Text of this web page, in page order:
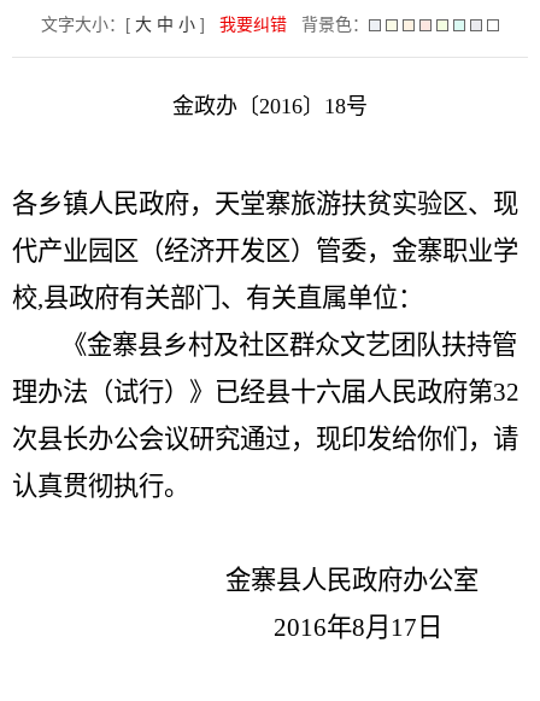
文字大小：[ 大 中 小] 我要纠错 背景色：
金政办〔2016〕 18号
各乡镇人民政府，天堂寨旅游扶贫实验区、现
代产业园区（经济开发区）管委，金寨职业学
校,县政府有关部门、有关直属单位：
《金寨县乡村及社区群众文艺团队扶持管
理办法（试行）》已经县十六届人民政府第32
次县长办公会议研究通过，现印发给你们，请
认真贯彻执行。
金寨县人民政府办公室
2016年8月 17 日